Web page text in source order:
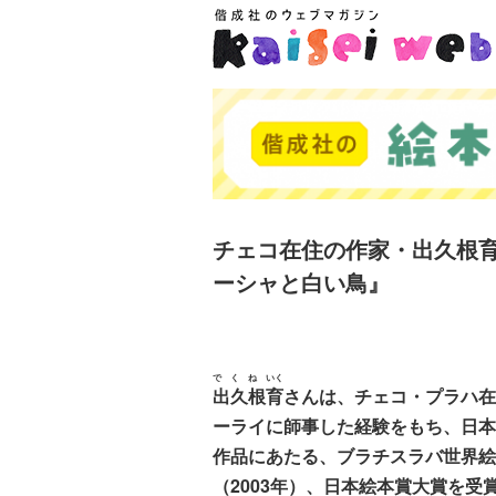
チェコ在住の作家・出久根
ーシャと白い鳥』
出
で
久
く
根
ね
育
いく
さんは、チェコ・プラハ
ーライに師事した経験をもち、日
作品にあたる、ブラチスラバ世界
（2003年）、日本絵本賞大賞を